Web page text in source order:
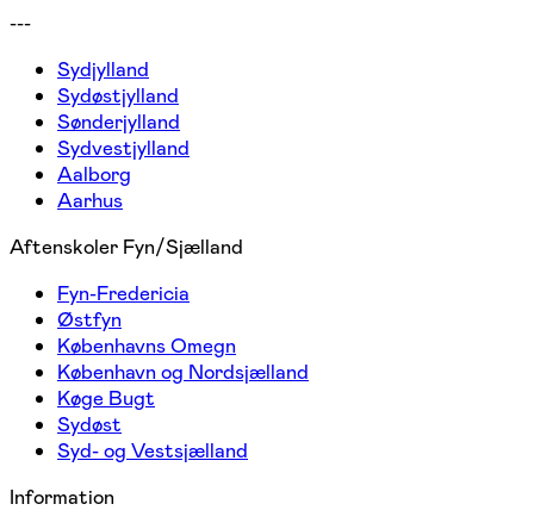
---
Sydjylland
Sydøstjylland
Sønderjylland
Sydvestjylland
Aalborg
Aarhus
Aftenskoler Fyn/Sjælland
Fyn-Fredericia
Østfyn
Københavns Omegn
København og Nordsjælland
Køge Bugt
Sydøst
Syd- og Vestsjælland
Information